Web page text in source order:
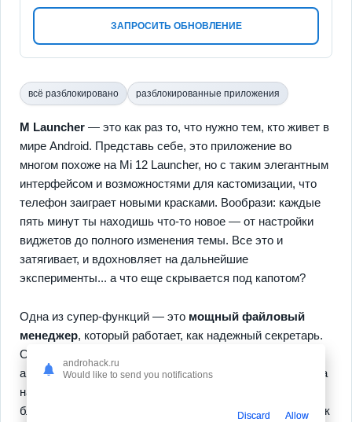
ЗАПРОСИТЬ ОБНОВЛЕНИЕ
всё разблокировано разблокированные приложения
M Launcher — это как раз то, что нужно тем, кто живет в
мире Android. Представь себе, это приложение во
многом похоже на Mi 12 Launcher, но с таким элегантным
интерфейсом и возможностями для кастомизации, что
телефон заиграет новыми красками. Вообрази: каждые
пять минут ты находишь что-то новое — от настройки
виджетов до полного изменения темы. Все это и
затягивает, и вдохновляет на дальнейшие
эксперименты... а что еще скрывается под капотом?
Одна из супер-функций — это мощный файловый
менеджер, который работает, как надежный секретарь.
Он поможет тебе просто искать, копировать и
архивировать каждую мелочь в телефоне. Еще вишенка
на торте —
благодаря знакомому интерфейсу Mi OS. Представь, как
androhack.ru
Would like to send you notifications
Discard Allow